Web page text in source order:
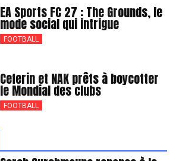
EA Sports FC 27 : The Grounds, le
mode social qui intrigue
FOOTBALL
Ceferin et NAK prêts à boycotter
le Mondial des clubs
FOOTBALL